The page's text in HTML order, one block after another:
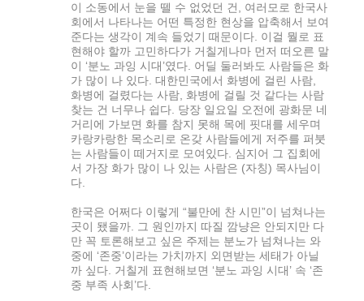
이 소동에서 눈을 뗄 수 없었던 건, 여러모로 한국사
회에서 나타나는 어떤 특정한 현상을 압축해서 보여
준다는 생각이 계속 들었기 때문이다. 이걸 뭘로 표
현해야 할까 고민하다가 거칠게나마 먼저 떠오른 말
이 ‘분노 과잉 시대’였다. 어딜 둘러봐도 사람들은 화
가 많이 나 있다. 대한민국에서 화병에 걸린 사람,
화병에 걸렸다는 사람, 화병에 걸릴 것 같다는 사람
찾는 건 너무나 쉽다. 당장 일요일 오전에 광화문 네
거리에 가보면 화를 참지 못해 목에 핏대를 세우며
카랑카랑한 목소리로 온갖 사람들에게 저주를 퍼붓
는 사람들이 떼거지로 모여있다. 심지어 그 집회에
서 가장 화가 많이 나 있는 사람은 (자칭) 목사님이
다.
한국은 어쩌다 이렇게 “불만에 찬 시민”이 넘쳐나는
곳이 됐을까. 그 원인까지 따질 깜냥은 안되지만 다
만 꼭 토론해보고 싶은 주제는 분노가 넘쳐나는 와
중에 ‘존중’이라는 가치까지 외면받는 세태가 아닐
까 싶다. 거칠게 표현해보면 ‘분노 과잉 시대’ 속 ‘존
중 부족 사회’다.